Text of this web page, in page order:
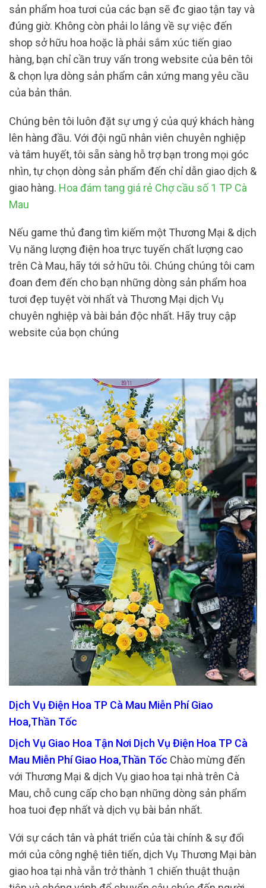
sản phẩm hoa tươi của các bạn sẽ đc giao tận tay và
đúng giờ. Không còn phải lo lắng về sự việc đến
shop sở hữu hoa hoặc là phải sắm xúc tiến giao
hàng, bạn chỉ cần truy vấn trong website của bên tôi
& chọn lựa dòng sản phẩm cân xứng mang yêu cầu
của bản thân.
Chúng bên tôi luôn đặt sự ưng ý của quý khách hàng
lên hàng đầu. Với đội ngũ nhân viên chuyên nghiệp
và tâm huyết, tôi sẵn sàng hỗ trợ bạn trong mọi góc
nhìn, tự chọn dòng sản phẩm đến chỉ dẫn giao dịch &
giao hàng. Hoa đám tang giá rẻ Chợ cầu số 1 TP Cà
Mau
Nếu game thủ đang tìm kiếm một Thương Mại & dịch
Vụ năng lượng điện hoa trực tuyến chất lượng cao
trên Cà Mau, hãy tới sở hữu tôi. Chúng chúng tôi cam
đoan đem đến cho bạn những dòng sản phẩm hoa
tươi đẹp tuyệt vời nhất và Thương Mại dịch Vụ
chuyên nghiệp và bài bản độc nhất. Hãy truy cập
website của bọn chúng
Dịch Vụ Điện Hoa TP Cà Mau Miễn Phí Giao
Hoa,Thần Tốc
Dịch Vụ Giao Hoa Tận Nơi Dịch Vụ Điện Hoa TP Cà
Mau Miễn Phí Giao Hoa,Thần Tốc Chào mừng đến
với Thương Mại & dịch Vụ giao hoa tại nhà trên Cà
Mau, chỗ cung cấp cho bạn những dòng sản phẩm
hoa tuoi đẹp nhất và dịch vụ bài bản nhất.
Với sự cách tân và phát triển của tài chính & sự đổi
mới của công nghệ tiên tiến, dịch Vụ Thương Mại bàn
giao hoa tại nhà vẫn trở thành 1 chiến thuật thuận